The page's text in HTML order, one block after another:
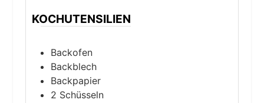
KOCHUTENSILIEN
Backofen
Backblech
Backpapier
2 Schüsseln